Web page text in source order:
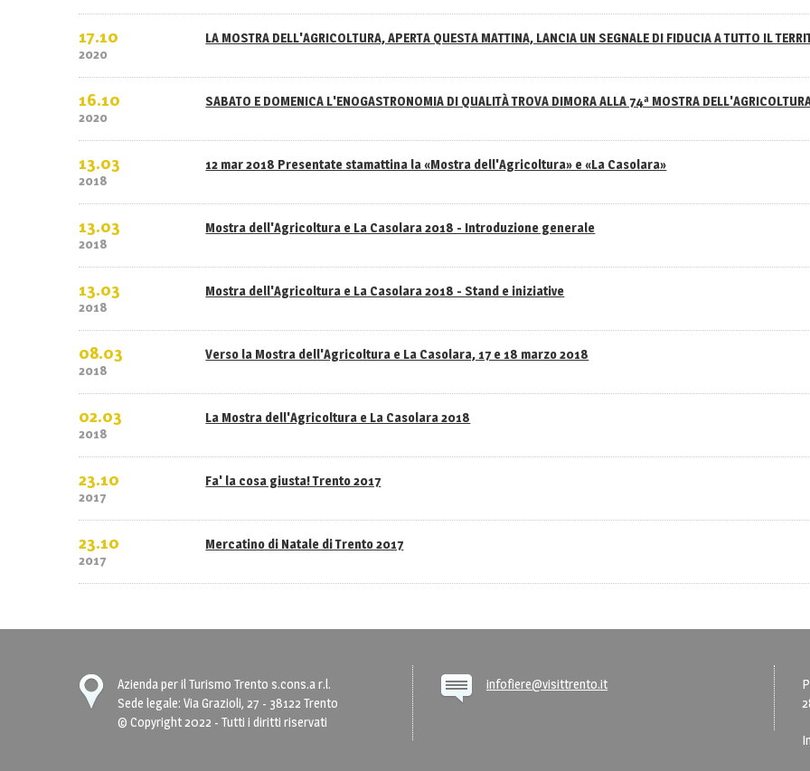
17.10
2020
LA MOSTRA DELL'AGRICOLTURA, APERTA QUESTA MATTINA, LANCIA UN SEGNALE DI FIDUCIA A TUTTO IL
16.10
2020
SABATO E DOMENICA L'ENOGASTRONOMIA DI QUALITÀ TROVA DIMORA ALLA 74ª MOSTRA
13.03
2018
12 mar 2018 Presentate stamattina la «Mostra dell'Agricoltura» e «La Casolara»
13.03
2018
Mostra dell'Agricoltura e La Casolara 2018 - Introduzione generale
13.03
2018
Mostra dell'Agricoltura e La Casolara 2018 - Stand e iniziative
08.03
2018
Verso la Mostra dell'Agricoltura e La Casolara, 17 e 18 marzo 2018
02.03
2018
La Mostra dell'Agricoltura e La Casolara 2018
23.10
2017
Fa' la cosa giusta! Trento 2017
23.10
2017
Mercatino di Natale di Trento 2017
Azienda per il Turismo Trento s.cons.a r.l.
Sede legale: Via Grazioli, 27 - 38122 Trento
© Copyright 2022 - Tutti i diritti riservati
infofiere@visittrento.it